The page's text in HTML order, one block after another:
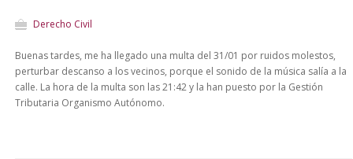
Derecho Civil
Buenas tardes, me ha llegado una multa del 31/01 por ruidos molestos,
perturbar descanso a los vecinos, porque el sonido de la música salía a la
calle. La hora de la multa son las 21:42 y la han puesto por la Gestión
Tributaria Organismo Autónomo.